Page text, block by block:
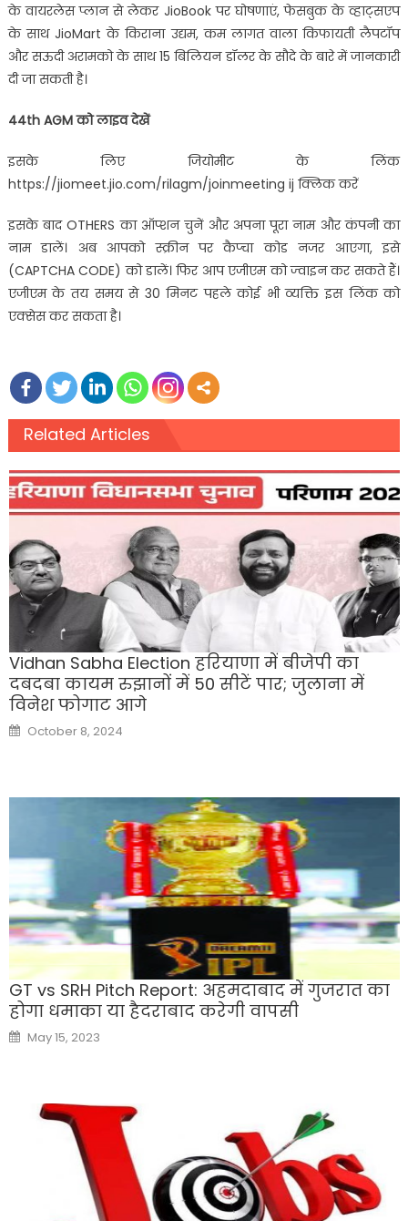
के वायरलेस प्लान से लेकर JioBook पर घोषणाएं, फेसबुक के व्हाट्सएप
के साथ JioMart के किराना उद्यम, कम लागत वाला किफायती लैपटॉप
और सऊदी अरामको के साथ 15 बिलियन डॉलर के सौदे के बारे में जानकारी
दी जा सकती है।
44th AGM को लाइव देखें
इसके लिए जियोमीट के लिंक
https://jiomeet.jio.com/rilagm/joinmeeting ij क्लिक करें
इसके बाद OTHERS का ऑप्‍शन चुनें और अपना पूरा नाम और कंपनी का
नाम डालें। अब आपको स्‍क्रीन पर कैप्‍चा कोड नजर आएगा, इसे
(CAPTCHA CODE) को डालें। फिर आप एजीएम को ज्‍वाइन कर सकते हैं।
एजीएम के तय समय से 30 मिनट पहले कोई भी व्‍यक्ति इस लिंक को
एक्‍सेस कर सकता है।
Related Articles
Vidhan Sabha Election हरियाणा में बीजेपी का
दबदबा कायम रुझानों में 50 सीटें पार; जुलाना में
विनेश फोगाट आगे
Posted
on
October 8, 2024
GT vs SRH Pitch Report: अहमदाबाद में गुजरात का
होगा धमाका या हैदराबाद करेगी वापसी
Posted
on
May 15, 2023